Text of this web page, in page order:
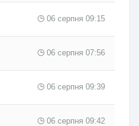
06 серпня 09:15
06 серпня 07:56
06 серпня 09:39
06 серпня 09:42